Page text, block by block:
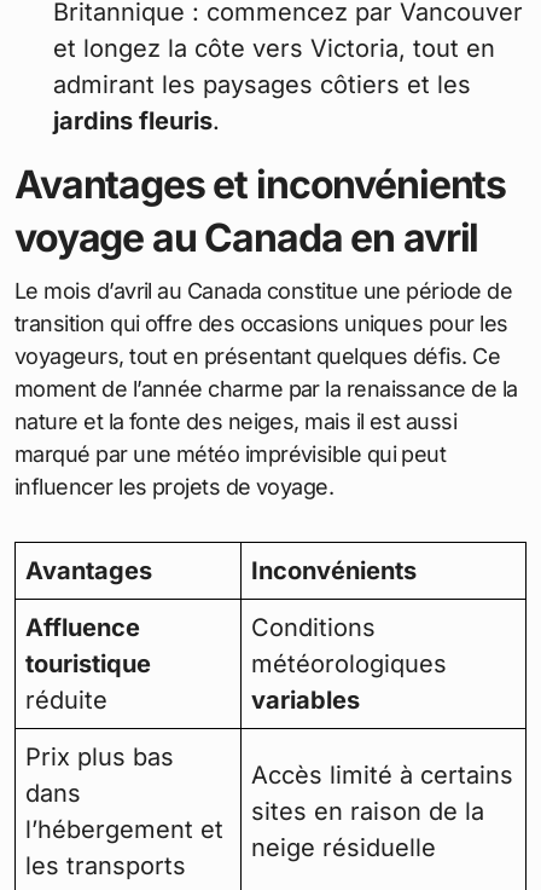
Britannique : commencez par Vancouver
et longez la côte vers Victoria, tout en
admirant les paysages côtiers et les
jardins fleuris.
Avantages et inconvénients
voyage au Canada en avril
Le mois d’avril au Canada constitue une période de
transition qui offre des occasions uniques pour les
voyageurs, tout en présentant quelques défis. Ce
moment de l’année charme par la renaissance de la
nature et la fonte des neiges, mais il est aussi
marqué par une météo imprévisible qui peut
influencer les projets de voyage.
Avantages
Inconvénients
Affluence
touristique
réduite
Conditions
météorologiques
variables
Prix plus bas
dans
l’hébergement et
les transports
Accès limité à certains
sites en raison de la
neige résiduelle